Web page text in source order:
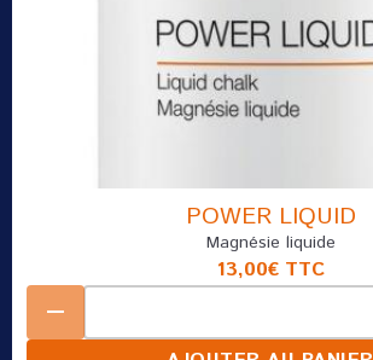
POWER LIQUID
Magnésie liquide
13,00€ TTC